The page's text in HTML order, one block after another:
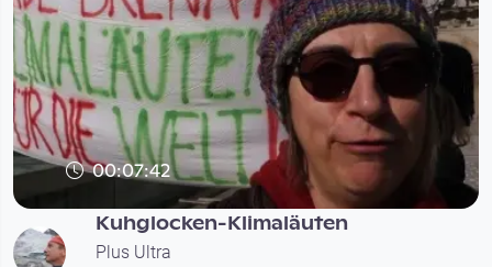
00:07:42
Kuhglocken-Klimaläuten
Plus Ultra